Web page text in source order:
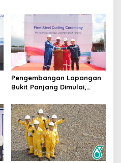
Pengembangan Lapangan
Bukit Panjang Dimulai,
MMSCFD